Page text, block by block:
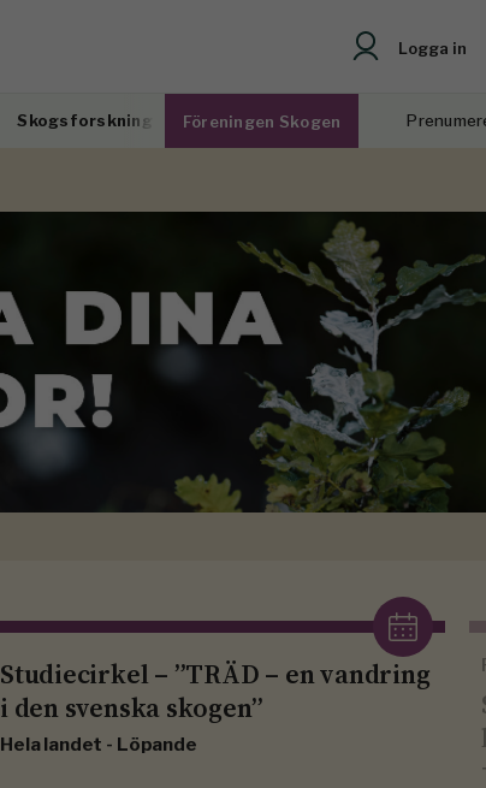
Logga in
Skogsforskning Föreningen Skogen
Studiecirkel – ”TRÄD – en vandring
i den svenska skogen”
Hela landet - Löpande